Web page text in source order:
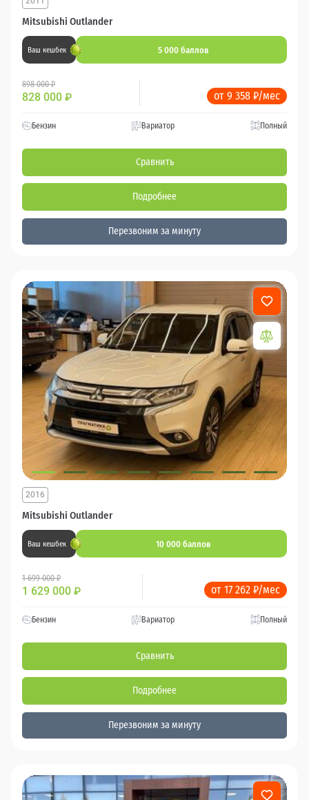
Mitsubishi Outlander
Ваш кешбек 5 000 баллов
898 000 ₽
828 000 ₽ от 9 358 ₽/мес
Бензин Вариатор Полный
Сравнить
Подробнее
Перезвоним за минуту
Mitsubishi Outlander
2016
Ваш кешбек 10 000 баллов
1 699 000 ₽
1 629 000 ₽ от 17 262 ₽/мес
Бензин Вариатор Полный
Сравнить
Подробнее
Перезвоним за минуту